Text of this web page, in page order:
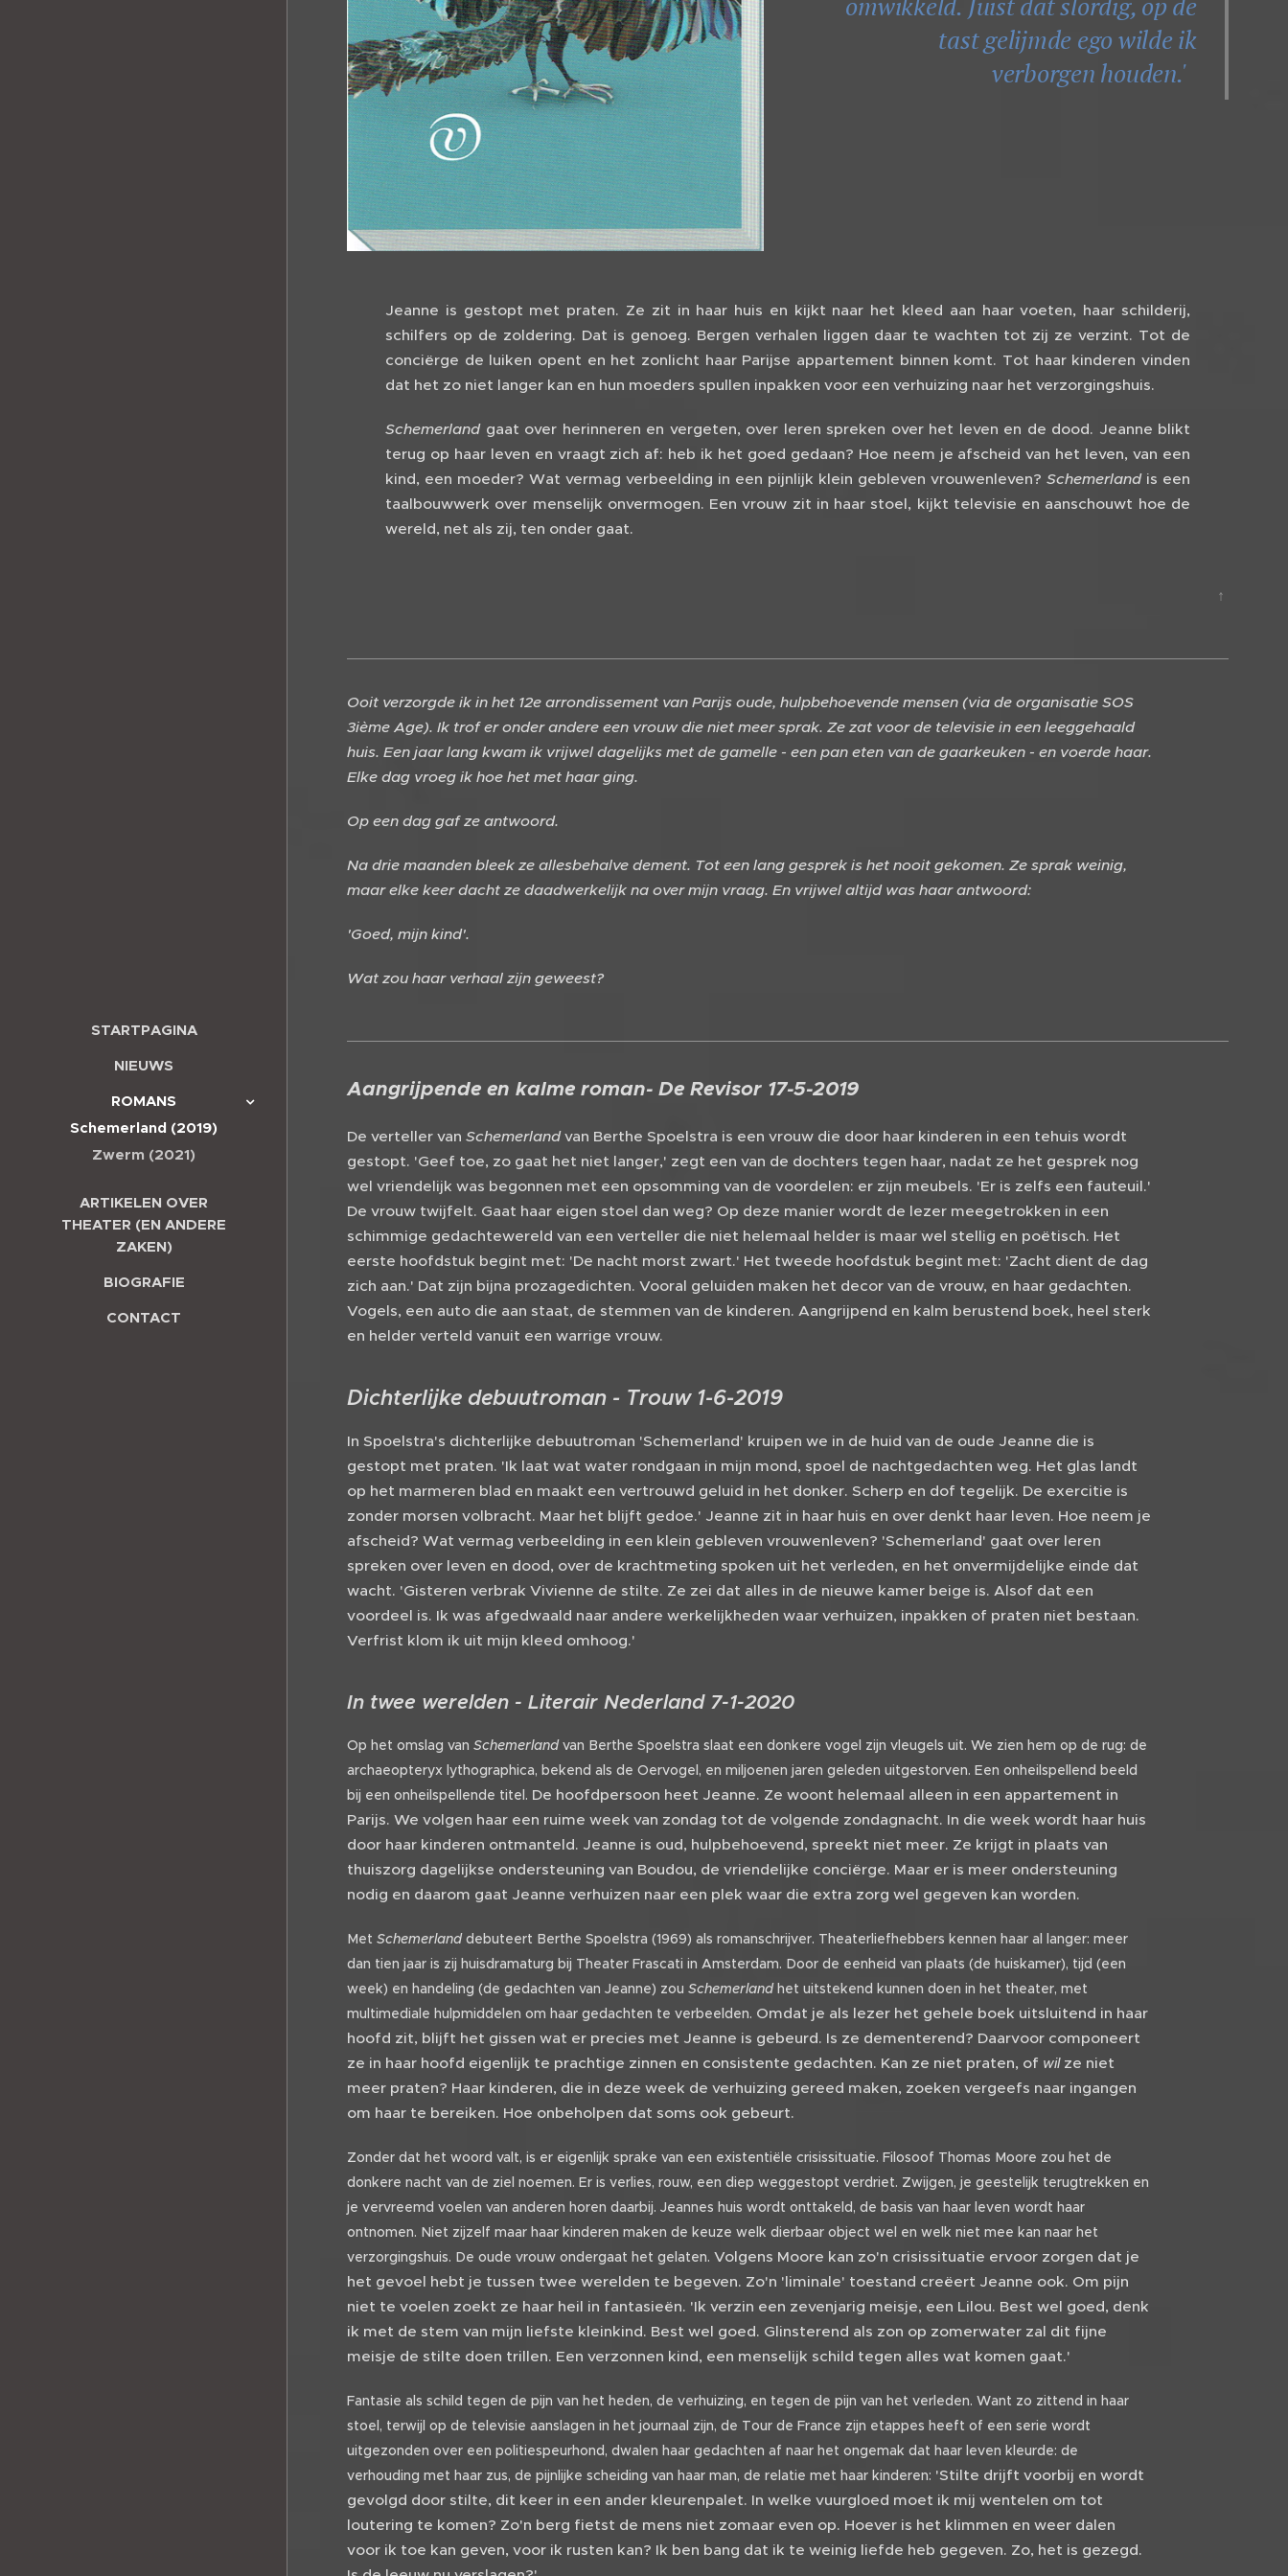
STARTPAGINA
NIEUWS
ROMANS
Schemerland (2019)
Zwerm (2021)
ARTIKELEN OVER
THEATER (EN ANDERE
ZAKEN)
BIOGRAFIE
CONTACT
tast gelijmde ego wilde ik
verborgen houden.'
Jeanne is gestopt met praten. Ze zit in haar huis en kijkt naar het kleed aan haar voeten, haar schilderij,
schilfers op de zoldering. Dat is genoeg. Bergen verhalen liggen daar te wachten tot zij ze verzint. Tot de
conciërge de luiken opent en het zonlicht haar Parijse appartement binnen komt. Tot haar kinderen vinden
dat het zo niet langer kan en hun moeders spullen inpakken voor een verhuizing naar het verzorgingshuis.
Schemerlandgaat over herinneren en vergeten, over leren spreken over het leven en de dood. Jeanne blikt
terug op haar leven en vraagt zich af: heb ik het goed gedaan? Hoe neem je afscheid van het leven, van een
kind, een moeder? Wat vermag verbeelding in een pijnlijk klein gebleven vrouwenleven? Schemerland is een
taalbouwwerk over menselijk onvermogen. Een vrouw zit in haar stoel, kijkt televisie en aanschouwt hoe de
wereld, net als zij, ten onder gaat.
↑
Ooit verzorgde ik in het 12e arrondissement van Parijs oude, hulpbehoevende mensen (via de organisatie SOS
3ième Age). Ik trof er onder andere een vrouw die niet meer sprak. Ze zat voor de televisie in een leeggehaald
huis. Een jaar lang kwam ik vrijwel dagelijks met de gamelle - een pan eten van de gaarkeuken - en voerde haar.
Elke dag vroeg ik hoe het met haar ging.
Op een dag gaf ze antwoord.
Na drie maanden bleek ze allesbehalve dement. Tot een lang gesprek is het nooit gekomen. Ze sprak weinig,
maar elke keer dacht ze daadwerkelijk na over mijn vraag. En vrijwel altijd was haar antwoord:
'Goed, mijn kind'.
Wat zou haar verhaal zijn geweest?
Aangrijpende en kalme roman- De Revisor 17-5-2019
De verteller van Schemerlandvan Berthe Spoelstra is een vrouw die door haar kinderen in een tehuis wordt
gestopt. 'Geef toe, zo gaat het niet langer,' zegt een van de dochters tegen haar, nadat ze het gesprek nog
wel vriendelijk was begonnen met een opsomming van de voordelen: er zijn meubels. 'Er is zelfs een fauteuil.'
De vrouw twijfelt. Gaat haar eigen stoel dan weg? Op deze manier wordt de lezer meegetrokken in een
schimmige gedachtewereld van een verteller die niet helemaal helder is maar wel stellig en poëtisch. Het
eerste hoofdstuk begint met: 'De nacht morst zwart.' Het tweede hoofdstuk begint met: 'Zacht dient de dag
zich aan.' Dat zijn bijna prozagedichten. Vooral geluiden maken het decor van de vrouw, en haar gedachten.
Vogels, een auto die aan staat, de stemmen van de kinderen. Aangrijpend en kalm berustend boek, heel sterk
en helder verteld vanuit een warrige vrouw.
Dichterlijke debuutroman - Trouw 1-6-2019
In Spoelstra's dichterlijke debuutroman 'Schemerland' kruipen we in de huid van de oude Jeanne die is
gestopt met praten. 'Ik laat wat water rondgaan in mijn mond, spoel de nachtgedachten weg. Het glas landt
op het marmeren blad en maakt een vertrouwd geluid in het donker. Scherp en dof tegelijk. De exercitie is
zonder morsen volbracht. Maar het blijft gedoe.' Jeanne zit in haar huis en over denkt haar leven. Hoe neem je
afscheid? Wat vermag verbeelding in een klein gebleven vrouwenleven? 'Schemerland' gaat over leren
spreken over leven en dood, over de krachtmeting spoken uit het verleden, en het onvermijdelijke einde dat
wacht. 'Gisteren verbrak Vivienne de stilte. Ze zei dat alles in de nieuwe kamer beige is. Alsof dat een
voordeel is. Ik was afgedwaald naar andere werkelijkheden waar verhuizen, inpakken of praten niet bestaan.
Verfrist klom ik uit mijn kleed omhoog.'
In twee werelden - Literair Nederland 7-1-2020
Op het omslag van Schemerlandvan Berthe Spoelstra slaat een donkere vogel zijn vleugels uit. We zien hem op de rug: de
archaeopteryx lythographica, bekend als de Oervogel, en miljoenen jaren geleden uitgestorven. Een onheilspellend beeld
bij een onheilspellende titel. De hoofdpersoon heet Jeanne. Ze woont helemaal alleen in een appartement in
Parijs. We volgen haar een ruime week van zondag tot de volgende zondagnacht. In die week wordt haar huis
door haar kinderen ontmanteld. Jeanne is oud, hulpbehoevend, spreekt niet meer. Ze krijgt in plaats van
thuiszorg dagelijkse ondersteuning van Boudou, de vriendelijke conciërge. Maar er is meer ondersteuning
nodig en daarom gaat Jeanne verhuizen naar een plek waar die extra zorg wel gegeven kan worden.
Met Schemerlanddebuteert Berthe Spoelstra (1969) als romanschrijver. Theaterliefhebbers kennen haar al langer: meer
dan tien jaar is zij huisdramaturg bij Theater Frascati in Amsterdam. Door de eenheid van plaats (de huiskamer), tijd (een
week) en handeling (de gedachten van Jeanne) zou Schemerlandhet uitstekend kunnen doen in het theater, met
multimediale hulpmiddelen om haar gedachten te verbeelden. Omdat je als lezer het gehele boek uitsluitend in haar
hoofd zit, blijft het gissen wat er precies met Jeanne is gebeurd. Is ze dementerend? Daarvoor componeert
ze in haar hoofd eigenlijk te prachtige zinnen en consistente gedachten. Kan ze niet praten, of wil ze niet
meer praten? Haar kinderen, die in deze week de verhuizing gereed maken, zoeken vergeefs naar ingangen
om haar te bereiken. Hoe onbeholpen dat soms ook gebeurt.
Zonder dat het woord valt, is er eigenlijk sprake van een existentiële crisissituatie. Filosoof Thomas Moore zou het de
donkere nacht van de ziel noemen. Er is verlies, rouw, een diep weggestopt verdriet. Zwijgen, je geestelijk terugtrekken en
je vervreemd voelen van anderen horen daarbij. Jeannes huis wordt onttakeld, de basis van haar leven wordt haar
ontnomen. Niet zijzelf maar haar kinderen maken de keuze welk dierbaar object wel en welk niet mee kan naar het
verzorgingshuis. De oude vrouw ondergaat het gelaten. Volgens Moore kan zo'n crisissituatie ervoor zorgen dat je
het gevoel hebt je tussen twee werelden te begeven. Zo'n 'liminale' toestand creëert Jeanne ook. Om pijn
niet te voelen zoekt ze haar heil in fantasieën. 'Ik verzin een zevenjarig meisje, een Lilou. Best wel goed, denk
ik met de stem van mijn liefste kleinkind. Best wel goed. Glinsterend als zon op zomerwater zal dit fijne
meisje de stilte doen trillen. Een verzonnen kind, een menselijk schild tegen alles wat komen gaat.'
Fantasie als schild tegen de pijn van het heden, de verhuizing, en tegen de pijn van het verleden. Want zo zittend in haar
stoel, terwijl op de televisie aanslagen in het journaal zijn, de Tour de France zijn etappes heeft of een serie wordt
uitgezonden over een politiespeurhond, dwalen haar gedachten af naar het ongemak dat haar leven kleurde: de
verhouding met haar zus, de pijnlijke scheiding van haar man, de relatie met haar kinderen: 'Stilte drijft voorbij en wordt
gevolgd door stilte, dit keer in een ander kleurenpalet. In welke vuurgloed moet ik mij wentelen om tot
loutering te komen? Zo'n berg fietst de mens niet zomaar even op. Hoever is het klimmen en weer dalen
voor ik toe kan geven, voor ik rusten kan? Ik ben bang dat ik te weinig liefde heb gegeven. Zo, het is gezegd.